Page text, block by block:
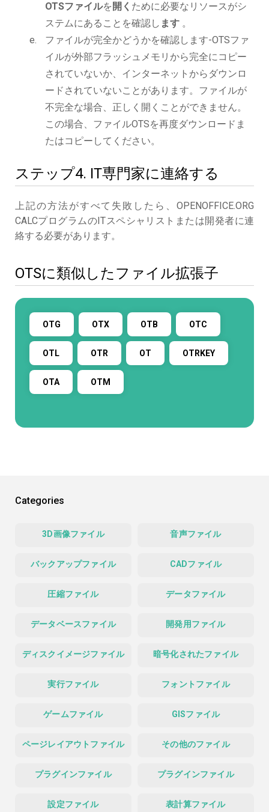
OTSファイルを 開く ために必要なリソースがシ
ステムにあることを確認し ます 。
ファイルが完全かどうかを確認します-OTSファ
イルが外部フラッシュメモリから完全にコピー
されていないか、インターネットからダウンロ
ードされていないことがあります。ファイルが
不完全な場合、正しく開くことができません。
この場合、ファイルOTSを再度ダウンロードま
たはコピーしてください。
ステップ4. IT専門家に連絡する
上記の方法がすべて失敗したら、OPENOFFICE.ORG
CALCプログラムのITスペシャリストまたは開発者に連
絡する必要があります。
OTSに類似したファイル拡張子
OTG OTX OTB OTC
OTL OTR OT OTRKEY
OTA OTM
Categories
3D画像ファイル 音声ファイル
バックアップファイル CADファイル
圧縮ファイル データファイル
データベースファイル 開発用ファイル
ディスクイメージファイル 暗号化されたファイル
実行ファイル フォントファイル
ゲームファイル GISファイル
ページレイアウトファイル その他のファイル
プラグインファイル プラグインファイル
設定ファイル 表計算ファイル